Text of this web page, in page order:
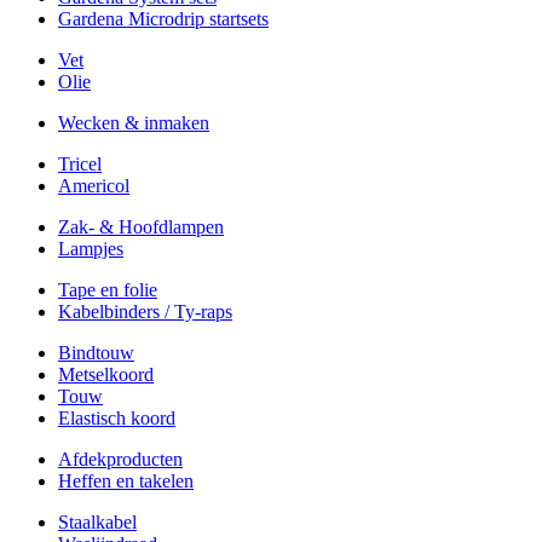
Gardena Microdrip startsets
Vet
Olie
Wecken & inmaken
Tricel
Americol
Zak- & Hoofdlampen
Lampjes
Tape en folie
Kabelbinders / Ty-raps
Bindtouw
Metselkoord
Touw
Elastisch koord
Afdekproducten
Heffen en takelen
Staalkabel